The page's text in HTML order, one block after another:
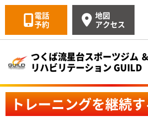
つくば流星台スポーツジム ＆
リハビリテーション GUILD
電話
予約
地図
アクセス
トレーニングを継続